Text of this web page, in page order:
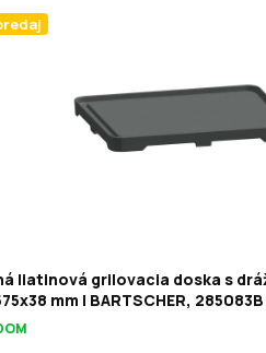
liatinová grilovacia doska s
mm | BARTSCHER, 285083B